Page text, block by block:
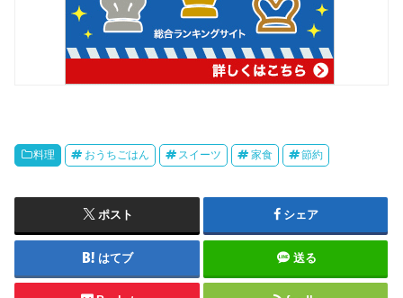
料理 おうちごはん スイーツ 家食 節約
ポスト シェア
はてブ 送る